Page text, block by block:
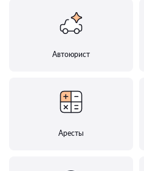
Автоюрист
Аресты